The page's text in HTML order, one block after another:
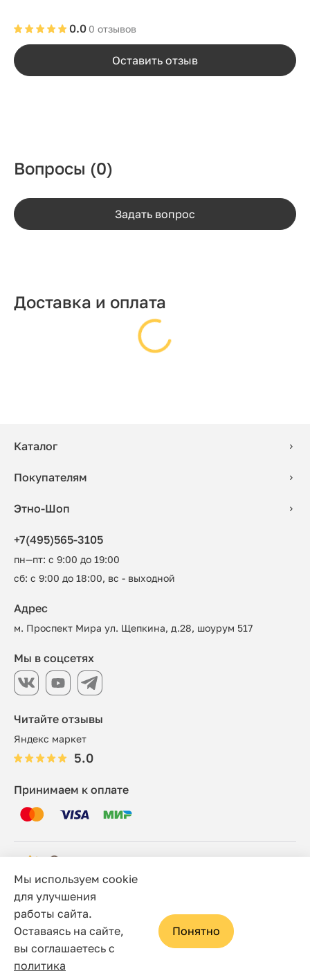
0 отзывов
0.0
Оставить отзыв
Вопросы (0)
Задать вопрос
Доставка и оплата
Каталог
Покупателям
Этно-Шоп
+7(495)565-3105
пн—пт: с 9:00 до 19:00
сб: с 9:00 до 18:00, вс - выходной
Читайте отзывы
Яндекс маркет
5.0
Адрес
м. Проспект Мира ул. Щепкина, д.28, шоурум 517
Принимаем к оплате
Мы в соцсетях
© 2006 - 2026 Этно-шоп, Интернет-магазин
Политика конфиденциальности
Сайт носит исключительно информационный характер, и
ни при каких условиях не является публичной офертой,
определяемой положениями статьи 437(2) Гражданского
Мы используем cookie
для улучшения
работы сайта.
Оставаясь на сайте,
вы соглашаетесь с
политика
Понятно